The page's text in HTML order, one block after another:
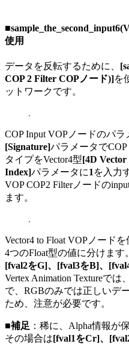
■
使用
データを反転するために、
COP 2 Filter COPノード)]を
ットワークです。
COP Input VOPノードのパラ
[Signature]パラメータで
タイプをVector4型[4D
Index]パラメータに1 を入力
VOP COP2 Filterノードの
ます。
Vector4 to Float VOPノード
4つのFloat型の値に分けます
[fval2をG]、[fval3をB]、
Vertex Animation Textureで
で、RGBのみでは正しいデ
ため、注意が必要です。
■補足 ：稀に、Alpha情報が
その場合は[fval1をCr]、